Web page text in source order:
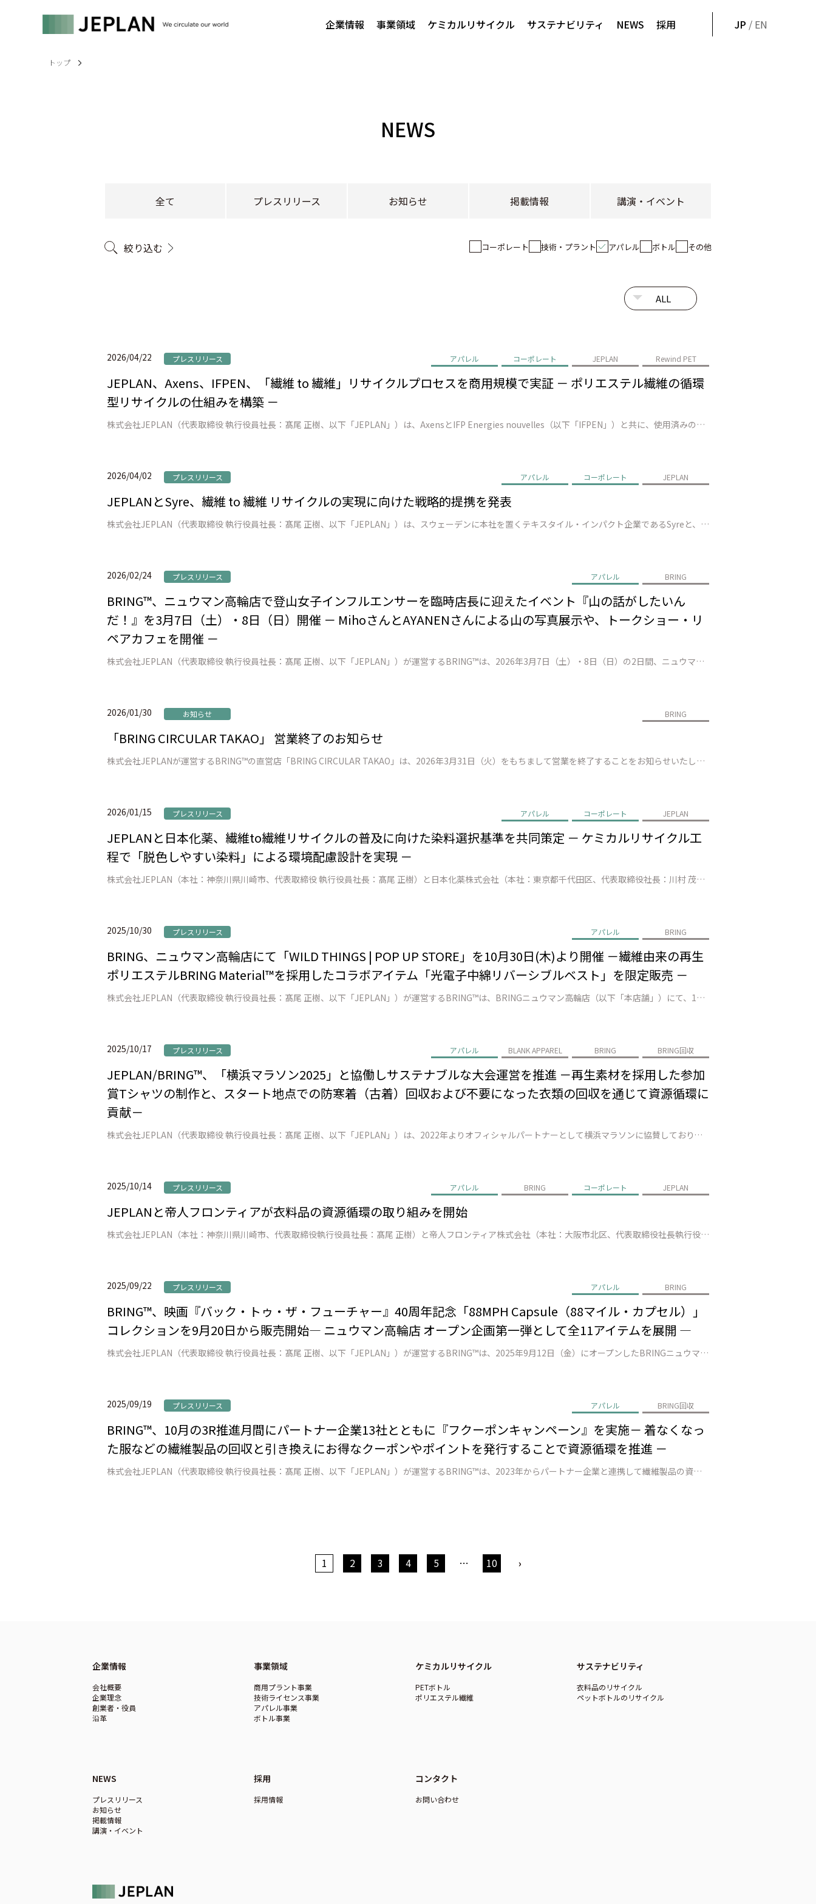
企業情報 事業領域 ケミカルリサイクル サステナビリティ NEWS 採用 JP / EN
トップ
NEWS
全て プレスリリース お知らせ 掲載情報 講演・イベント
絞り込む コーポレート 技術・プラント アパレル ボトル その他
2026/04/22 プレスリリース アパレル コーポレート JEPLAN Rewind PET
JEPLAN、Axens、IFPEN、「繊維 to 繊維」リサイクルプロセスを商用規模で実証 － ポリエステル繊維の循環
型リサイクルの仕組みを構築 －
株式会社JEPLAN（代表取締役 執行役員社長：髙尾 正樹、以下「JEPLAN」）は、AxensとIFP Energies nouvelles（以下「IFPEN」）と共に、使用済みの繊維廃棄物数十トンを準商用設備（福岡県北九州市）でリサイクルし、100%廃棄ポリエステルから再生された モノマー*1の製造に成功しました。…
2026/04/02 プレスリリース アパレル コーポレート JEPLAN
JEPLANとSyre、繊維 to 繊維 リサイクルの実現に向けた戦略的提携を発表
株式会社JEPLAN（代表取締役 執行役員社長：髙尾 正樹、以下「JEPLAN」）は、スウェーデンに本社を置くテキスタイル・インパクト企業であるSyreと、繊維to繊維リサイクルの実現に向けた戦略的提携を締結（以下、「本提携」）したことを発表します。 本提携を通じて、Syreが有するグローバルな事業構想力・技術統合力と…
2026/02/24 プレスリリース アパレル BRING
BRING™、ニュウマン高輪店で登山女子インフルエンサーを臨時店長に迎えたイベント『山の話がしたいん
だ！』を3月7日（土）・8日（日）開催 － MihoさんとAYANENさんによる山の写真展示や、トークショー・リ
ペアカフェを開催 －
株式会社JEPLAN（代表取締役 執行役員社長：髙尾 正樹、以下「JEPLAN」）が運営するBRING™は、2026年3月7日（土）・8日（日）の2日間、ニュウマン高輪店にて、”登山女子”として活躍する人気インフルエンサーのMihoさんとAYANENさんを臨時店長に迎え、トークショーやリペアカフェを通じて、山の魅力や楽…
2026/01/30 お知らせ BRING
「BRING CIRCULAR TAKAO」 営業終了のお知らせ
株式会社JEPLANが運営するBRING™の直営店「BRING CIRCULAR TAKAO」は、2026年3月31日（火）をもちまして営業を終了することをお知らせいたします。これまで多くのお客様にご来店いただき、心より感謝申し上げます。 今後もBRINGは、循環型社会の実現を目指し、活動を継続してまいります。持続可能…
2026/01/15 プレスリリース アパレル コーポレート JEPLAN
JEPLANと日本化薬、繊維to繊維リサイクルの普及に向けた染料選択基準を共同策定 － ケミカルリサイクル工
程で「脱色しやすい染料」による環境配慮設計を実現 －
株式会社JEPLAN（本社：神奈川県川崎市、代表取締役 執行役員社長：髙尾 正樹）と日本化薬株式会社（本社：東京都千代田区、代表取締役社長：川村 茂之）は、繊維 to 繊維のケミカルリサイクル（CR）における主要課題である「脱色工程のコスト高」を解決するため、共同で「CR脱色適合染料」の選択基準を策定しました。これによ…
2025/10/30 プレスリリース アパレル BRING
BRING、ニュウマン高輪店にて「WILD THINGS | POP UP STORE」を10月30日(木)より開催 －繊維由来の再生
ポリエステルBRING Material™を採用したコラボアイテム「光電子中綿リバーシブルベスト」を限定販売 －
株式会社JEPLAN（代表取締役 執行役員社長：髙尾 正樹、以下「JEPLAN」）が運営するBRING™は、BRINGニュウマン高輪店（以下「本店舗」）にて、1981年創立のアメリカ発ブランド「WILD THINGS（ワイルドシングス）」のPOP UP STOREを、2025年10月30日（木）より開催いたします。 同…
2025/10/17 プレスリリース アパレル BLANK APPAREL BRING BRING回収
JEPLAN/BRING™、「横浜マラソン2025」と協働しサステナブルな大会運営を推進 －再生素材を採用した参加
賞Tシャツの制作と、スタート地点での防寒着（古着）回収および不要になった衣類の回収を通じて資源循環に
貢献－
株式会社JEPLAN（代表取締役 執行役員社長：髙尾 正樹、以下「JEPLAN」）は、2022年よりオフィシャルパートナーとして横浜マラソンに協賛しており、今年で４年目を迎えます。2025年10月26日（日）に開催される「横浜マラソン2025」（以下「本大会」）では、フルマラソン化10周年を記念し、プーマジャパン株式会…
2025/10/14 プレスリリース アパレル BRING コーポレート JEPLAN
JEPLANと帝人フロンティアが衣料品の資源循環の取り組みを開始
株式会社JEPLAN（本社：神奈川県川崎市、代表取締役執行役員社長：髙尾 正樹）と帝人フロンティア株式会社（本社：大阪市北区、代表取締役社長執行役員：平田 恭成）は、衣料品の資源循環に関する新たな取り組みの検討を開始します。 今後検討する取り組みは、両社がそれぞれ有する使用済み衣料品の回収ネットワークを連携させ、回収し…
2025/09/22 プレスリリース アパレル BRING
BRING™、映画『バック・トゥ・ザ・フューチャー』40周年記念「88MPH Capsule（88マイル・カプセル）」
コレクションを9月20日から販売開始― ニュウマン高輪店 オープン企画第一弾として全11アイテムを展開 ―
株式会社JEPLAN（代表取締役 執行役員社長：髙尾 正樹、以下「JEPLAN」）が運営するBRING™は、2025年9月12日（金）にオープンしたBRINGニュウマン高輪店（以下「本店舗」）のオープン企画第一弾として、公開40周年を迎える映画『バック・トゥ・ザ・フューチャー』を記念して「88MPH Capsule（8…
2025/09/19 プレスリリース アパレル BRING回収
BRING™、10月の3R推進月間にパートナー企業13社とともに『フクーポンキャンペーン』を実施－ 着なくなっ
た服などの繊維製品の回収と引き換えにお得なクーポンやポイントを発行することで資源循環を推進 －
株式会社JEPLAN（代表取締役 執行役員社長：髙尾 正樹、以下「JEPLAN」）が運営するBRING™は、2023年からパートナー企業と連携して繊維製品の資源循環を促進する『フクーポンキャンペーン』（以下「本キャンペーン」）を実施しています。3年目となる今年は、2025年10月1日（水）～10月31日（金）の期間中に…
1 2 3 4 5 … 10 ›
企業情報
会社概要
企業理念
創業者・役員
沿革
事業領域
商用プラント事業
技術ライセンス事業
アパレル事業
ボトル事業
ケミカルリサイクル
PETボトル
ポリエステル繊維
サステナビリティ
衣料品のリサイクル
ペットボトルのリサイクル
NEWS
プレスリリース
お知らせ
掲載情報
講演・イベント
採用
採用情報
コンタクト
お問い合わせ